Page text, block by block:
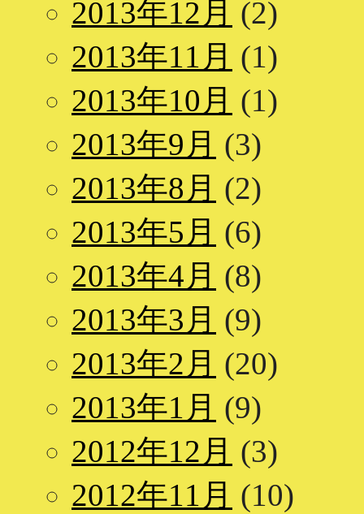
2013年12月 (2)
2013年11月 (1)
2013年10月 (1)
2013年9月 (3)
2013年8月 (2)
2013年5月 (6)
2013年4月 (8)
2013年3月 (9)
2013年2月 (20)
2013年1月 (9)
2012年12月 (3)
2012年11月 (10)